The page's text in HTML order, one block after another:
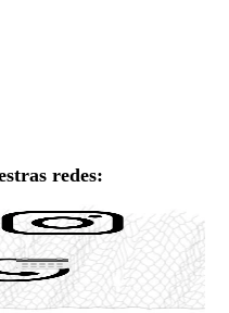
redes: